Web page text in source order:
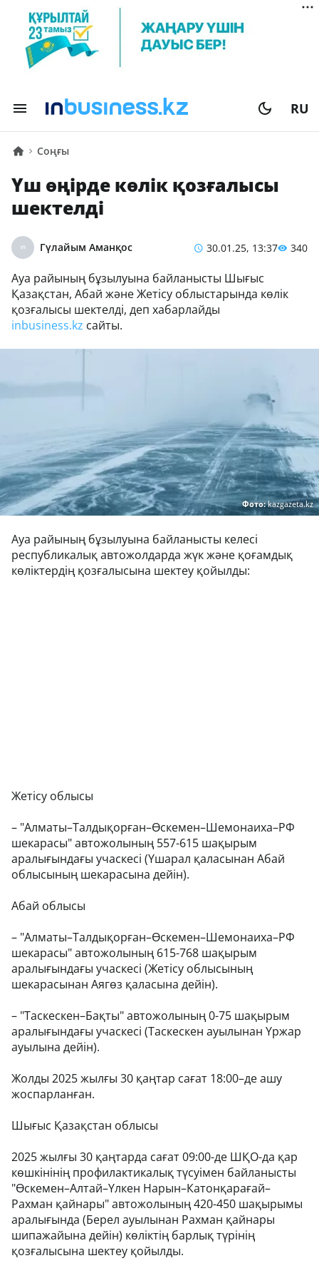
RU
Соңғы
Үш өңірде көлік қозғалысы
шектелді
Гүлайым Аманқос 30.01.25, 13:37 340
Ауа райының бұзылуына байланысты Шығыс
Қазақстан, Абай және Жетісу облыстарында көлік
қозғалысы шектелді, деп хабарлайды
inbusiness.kz сайты.
Фото:kazgazeta.kz
Ауа райының бұзылуына байланысты келесі
республикалық автожолдарда жүк және қоғамдық
көліктердің қозғалысына шектеу қойылды:
Жетісу облысы
– "Алматы–Талдықорған–Өскемен–Шемонаиха–РФ
шекарасы" автожолының 557-615 шақырым
аралығындағы учаскесі (Үшарал қаласынан Абай
облысының шекарасына дейін).
Абай облысы
– "Алматы–Талдықорған–Өскемен–Шемонаиха–РФ
шекарасы" автожолының 615-768 шақырым
аралығындағы учаскесі (Жетісу облысының
шекарасынан Аягөз қаласына дейін).
– "Таскескен–Бақты" автожолының 0-75 шақырым
аралығындағы учаскесі (Таскескен ауылынан Үржар
ауылына дейін).
Жолды 2025 жылғы 30 қаңтар сағат 18:00–де ашу
жоспарланған.
Шығыс Қазақстан облысы
2025 жылғы 30 қаңтарда сағат 09:00-де ШҚО-да қар
көшкінінің профилактикалық түсуімен байланысты
"Өскемен–Алтай–Үлкен Нарын–Катонқарағай–
Рахман қайнары" автожолының 420-450 шақырымы
аралығында (Берел ауылынан Рахман қайнары
шипажайына дейін) көліктің барлық түрінің
қозғалысына шектеу қойылды.